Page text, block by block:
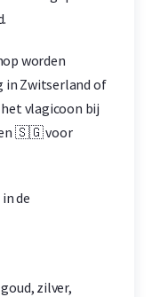
worden
in Zwitserland of
vlagicoon bij
🇸🇬 voor
de
zilver,